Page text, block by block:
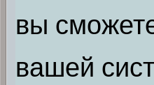
вы
вашей